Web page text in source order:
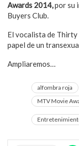
Awards 2014,por su
Buyers Club.
El vocalista de Thirty
papel de un
Ampliaremos…
alfombra roja
MTV Movie